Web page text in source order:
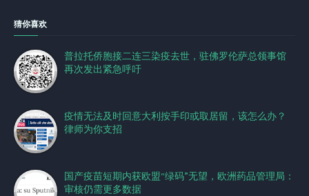
猜你喜欢
普拉托侨胞接二连三染疫去世，驻佛罗伦萨总领事馆
再次发出紧急呼吁
疫情无法及时回意大利按手印或取居留，该怎么办？
律师为你支招
国产疫苗短期内获欧盟“绿码”无望，欧洲药品管理局：
审核仍需更多数据